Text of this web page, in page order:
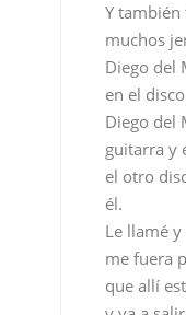
guitarra y
el otro
él.
Le llamé y
me fuera
que allí
y va a
y Luis
que me
¿Cómo es